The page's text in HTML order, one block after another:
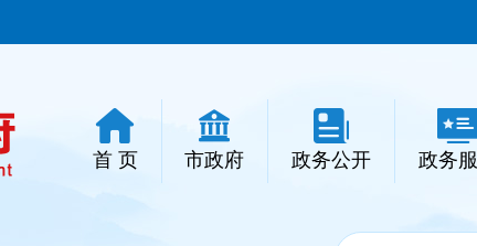
首 页 市政府 政务公开 政务